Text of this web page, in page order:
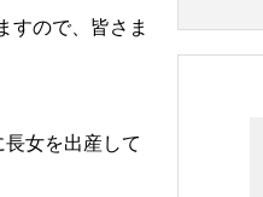
ので、皆さま
女を出産して